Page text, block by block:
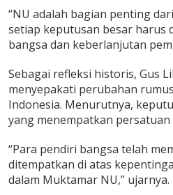
G
i
b
r
n
“NU adalah bagian penting
setiap keputusan besar harus
bangsa dan keberlanjutan
Sebagai refleksi historis, Gus
menyepakati perubahan
Indonesia. Menurutnya,
yang menempatkan
“Para pendiri bangsa telah
ditempatkan di atas
dalam Muktamar NU,” ujarnya.